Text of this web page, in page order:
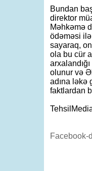
Bundan
direktor
Məhkəmə
ödəməsi
sayaraq,
ola bu cür
olunur və
adına ləkə
faktlardan
Facebook-